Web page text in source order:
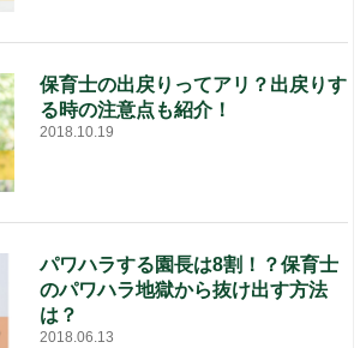
保育士の出戻りってアリ？出戻りす
る時の注意点も紹介！
2018.10.19
パワハラする園長は8割！？保育士
のパワハラ地獄から抜け出す方法
は？
2018.06.13